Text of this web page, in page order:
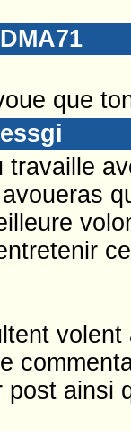
que
travaille
ainsi